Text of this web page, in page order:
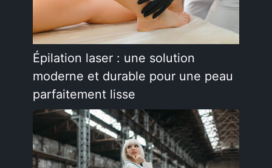
Épilation laser : une solution
moderne et durable pour une peau
parfaitement lisse